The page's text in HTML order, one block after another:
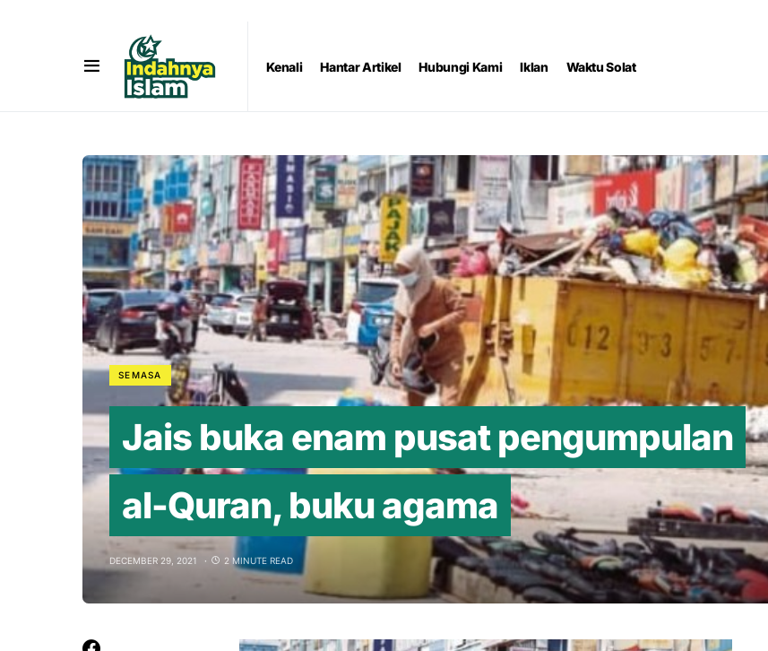
Kenali Hantar Artikel Hubungi Kami Iklan Waktu Solat
SEMASA
Jais buka enam pusat pengumpulan
al-Quran, buku agama
DECEMBER 29, 2021 2 MINUTE READ